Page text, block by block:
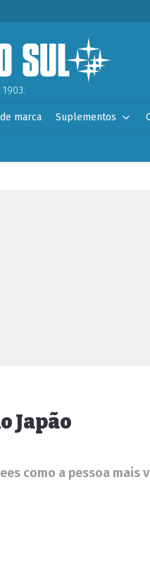
marca Suplementos
Japão
como a pessoa mais